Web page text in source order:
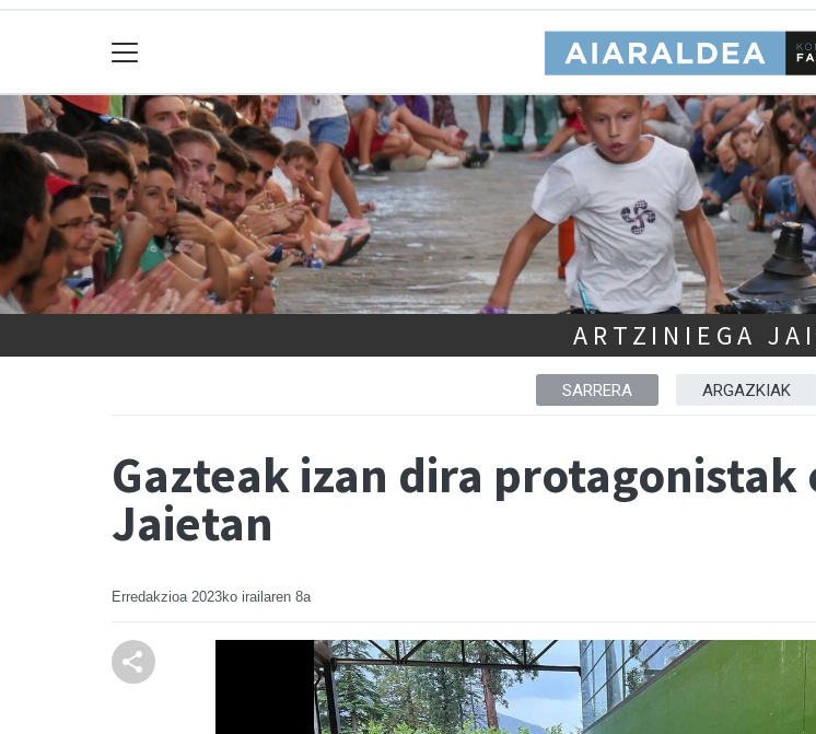
ARTZINIEGA
SARRERA ARGAZKIAK
Gazteak izan dira
Jaietan
Erredakzioa 2023ko irailaren 8a